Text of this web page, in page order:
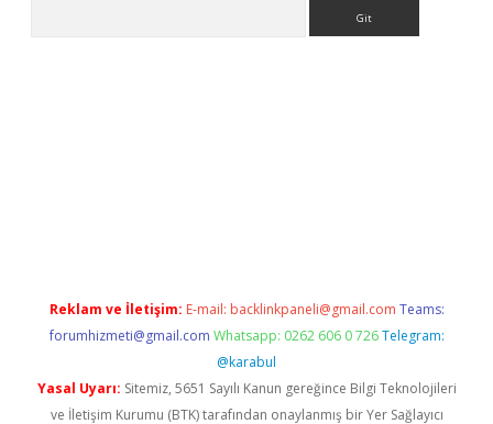
Reklam ve İletişim: E-mail: backlinkpaneli@gmail.com Teams:
forumhizmeti@gmail.com Whatsapp: 0262 606 0 726 Telegram:
@karabul
Yasal Uyarı: Sitemiz, 5651 Sayılı Kanun gereğince Bilgi Teknolojileri
ve İletişim Kurumu (BTK) tarafından onaylanmış bir Yer Sağlayıcı